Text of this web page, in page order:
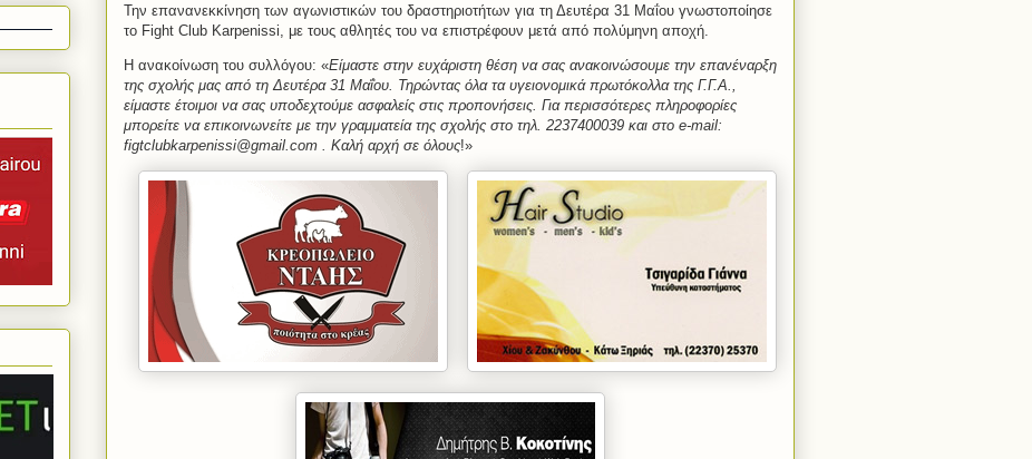
Την επανανεκκίνηση των αγωνιστικών του δραστηριοτήτων για τη Δευτέρα 31 Μαΐου γνωστοποίησε
το Fight Club Karpenissi, με τους αθλητές του να επιστρέφουν μετά από πολύμηνη αποχή.
Η ανακοίνωση του συλλόγου: «Είμαστε στην ευχάριστη θέση να σας ανακοινώσουμε την επανέναρξη
της σχολής μας από τη Δευτέρα 31 Μαΐου. Τηρώντας όλα τα υγειονομικά πρωτόκολλα της Γ.Γ.Α.,
είμαστε έτοιμοι να σας υποδεχτούμε ασφαλείς στις προπονήσεις. Για περισσότερες πληροφορίες
μπορείτε να επικοινωνείτε με την γραμματεία της σχολής στο τηλ. 2237400039 και στο e-mail:
figtclubkarpenissi@gmail.com . Καλή αρχή σε όλους!»